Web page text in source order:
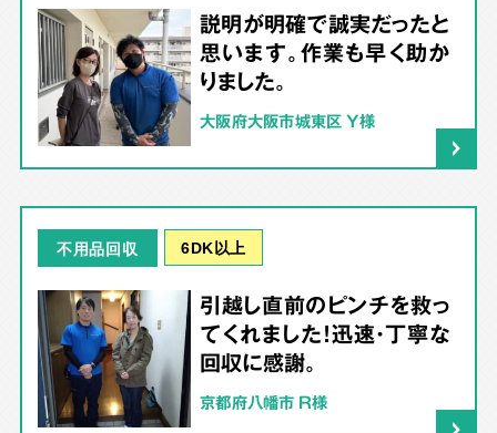
説明が明確で誠実だったと
思います。作業も早く助か
りました。
大阪府大阪市城東区 Y様
不用品回収 6DK以上
引越し直前のピンチを救っ
てくれました！迅速・丁寧な
回収に感謝。
京都府八幡市 R様